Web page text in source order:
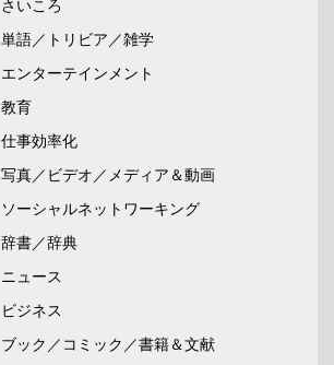
さいころ
単語／トリビア／雑学
エンターテインメント
教育
仕事効率化
写真／ビデオ／メディア＆動画
ソーシャルネットワーキング
辞書／辞典
ニュース
ビジネス
ブック／コミック／書籍＆文献